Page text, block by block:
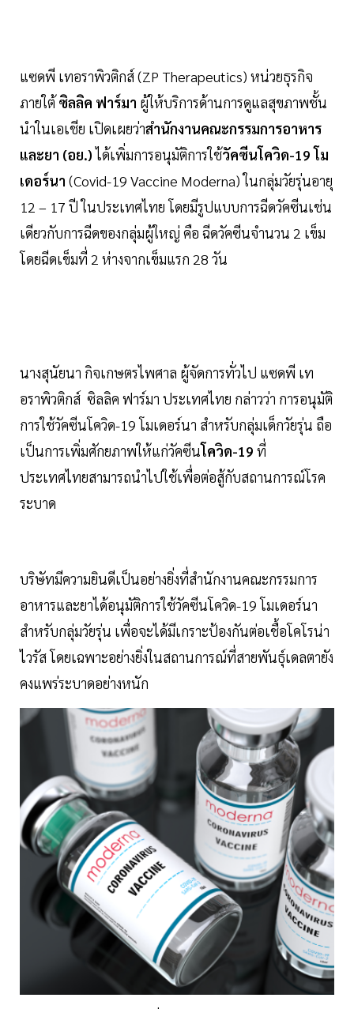
แซดพี เทอราพิวติกส์ (ZP Therapeutics) หน่วยธุรกิจ
ภายใต้ซิลลิค ฟาร์มา ผู้ให้บริการด้านการดูแลสุขภาพชั้น
นำในเอเชีย เปิดเผยว่าสำนักงานคณะกรรมการอาหาร
และยา (อย.)ได้เพิ่มการอนุมัติการใช้วัคซีนโควิด-19 โม
เดอร์นา (Covid-19 Vaccine Moderna) ในกลุ่มวัยรุ่นอายุ
12 – 17 ปี ในประเทศไทย โดยมีรูปแบบการฉีดวัคซีนเช่น
เดียวกับการฉีดของกลุ่มผู้ใหญ่ คือ ฉีดวัคซีนจำนวน 2 เข็ม
โดยฉีดเข็มที่ 2 ห่างจากเข็มแรก 28 วัน
นางสุนัยนา กิจเกษตรไพศาล ผู้จัดการทั่วไป แซดพี เท
อราพิวติกส์ ซิลลิค ฟาร์มา ประเทศไทย กล่าวว่า การอนุมัติ
การใช้วัคซีนโควิด-19 โมเดอร์นา สำหรับกลุ่มเด็กวัยรุ่น ถือ
เป็นการเพิ่มศักยภาพให้แก่วัคซีนโควิด-19 ที่
ประเทศไทยสามารถนำไปใช้เพื่อต่อสู้กับสถานการณ์โรค
ระบาด
บริษัทมีความยินดีเป็นอย่างยิ่งที่สำนักงานคณะกรรมการ
อาหารและยาได้อนุมัติการใช้วัคซีนโควิด-19 โมเดอร์นา
สำหรับกลุ่มวัยรุ่น เพื่อจะได้มีเกราะป้องกันต่อเชื้อโคโรน่า
ไวรัส โดยเฉพาะอย่างยิ่งในสถานการณ์ที่สายพันธุ์เดลตายัง
คงแพร่ระบาดอย่างหนัก